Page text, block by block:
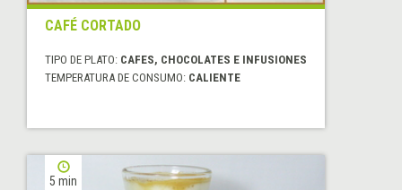
CAFÉ CORTADO
TIPO DE PLATO: CAFES, CHOCOLATES E INFUSIONES
TEMPERATURA DE CONSUMO: CALIENTE
5 min